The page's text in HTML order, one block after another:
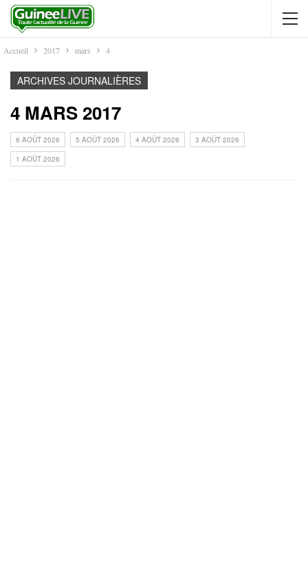
Accueil 2017 mars 4
ARCHIVES JOURNALIÈRES
4 MARS 2017
6 AOÛT 2026 5 AOÛT 2026 4 AOÛT 2026
3 AOÛT 2026
1 AOÛT 2026